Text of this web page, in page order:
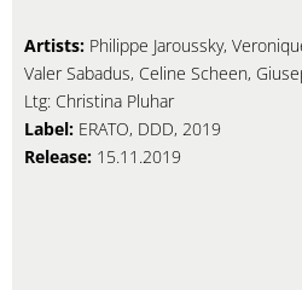
Artists: Philippe Jaroussky,
Valer Sabadus, Celine Scheen,
Ltg: Christina Pluhar
Label: ERATO, DDD, 2019
Release: 15.11.2019